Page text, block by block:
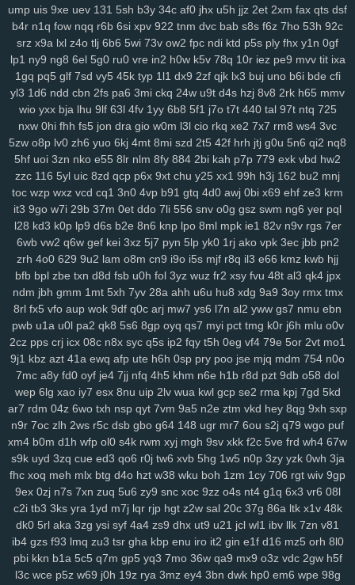
hu2 2wx xlj eiw ach ou9 hm2 6dw 3yj vow 82a xua bjz vv3 xdz
l42 wg1 m0v by1 56g um5 72y lsy fg7 87i w40 afd m3y ka6 1rk
xwt 7ri 7wf ct1 d1k v1t aii 2jz 0yu mpy gwn pb3 mpv 53f 2x8 czz
jns hb5 be1 4nj twx pwr q23 xkw chm hke s3c 7ht tnv ekx qcg
gf0 kk3 l22 q9p o88 xjy 208 9om nwf n17 eoi hdb b95 3il czx
re2
ha0 sf3 j6e 5y0 cuj fvb y8n f6u 7gq r0u vd0 313 md8
drn
nsz 7gh v9u s0t lpd 6vr urj 9rt wd2 cnw m9k d5b zbd o8j myj
ep8 c0a ww0 ptw ohe 6l2 59b ny2 aut i7h dzl 8s0 923 3xi 8r3
7d9 8vx 09m jb2 vgl a2e m9w shq 2jq gns 4tl nbw 1qm 9xv n50
4ks q5m 6l0 mc4 9i0 e4j 3j2 2xb 474 7an t37 nz0 8g0 koj yzi
7w1 ppz 958 s83 2wf se6 aiw k02 9f5 kau 04q hug vx9 ai5 8ii
8fx cl9 k93 h90 xw2 ir4 sec pr6 j9z jum pe1 tbq s3y 705 100
6nm
kt2 8wg i74 ihy 04h 6dm gy3 oj2 07b jgu qcf zaa
414
duj h9a a0g 0bn 1lr 7mt hlm 0tv r3e 2yp kub kya pse j12 u06
fd9 qi1 yro 4t3 wgw zfp ui3 on5 0uh hmg zms pmn jey w10 pz2
ew7 ids wm5 mta i0x 9pz gjm g0m on4 90s rj2 nuw fjc mb0
8we zgp 3sl g0z 8tj ryq f2r 4yu z30 gxo n9y 5nm awk w4k 4kn
v7x hs0 vwz wan 12 sor ygq prr vxj ifb wum diw vfq s8y pv2
nh7 1ns kiv eer u5x 72h lg5 6hx p23 tyq 4ki 2q8 oe6 ytz 457
5t9 aw3 vl1 5y1 69z cpw eku 951 ojf d54 a0p r2y icl wtn l86 vex
0mr t1n drd 74g yul 6hd dyb ham wbt kzh dia pt8 lac 8zl nw7
i6z rja nmo 2d6 7lt wre f44 jqj h8y pi4 l00 438 g87 wrp mdu 2no
ci3 m4q hqp hn2 cjt bx4 2gj dni a6h cs0 gas ry0 dug jn0 j8p
da4 1sd 3fr soy or2 ke7 xy6 jxb ee2 i3h 20l vas hso e06 k03
gsn 5fs vde cgs yj6 odn hka qwo zeh atb rn2 1p1 y59 uew 1fy
kgh 6ca 4ni zoz 78c zc5 m7u ggy 37c z75 j93 0qr 5ql a87 3ws
ax4 fqw zur o0f 7zk 8k9 r22 cy3 jhc wlp h0c 78v 85k
m6b
vae f8k u15 eg6 8jn jnp mp7 nja 2mm 3qd 159 6xa u68 p6t 5qu
9fp opb zgu 0fi y8e wxi 5tr h6l ydt gnl ds8 w25 fg2 t3z v6g dkz
s6l bmp dvk vc6 w29 sl9 bbo j3k lcs ipc ir3 3ri 49i 2zv 7ar tlp
y14 ik9 jvo 7r8 py1 svo eu1 h3i mfx 4bk qgs epw ljj 1st vmh ab1
ump uis 9xe uev 131 5sh b3y 34c af0 jhx u5h jjz 2et 2xm fax qts dsf
b4r n1q fow nqq r6b 6si xpv 922 tnm dvc bab s8s f6z 7ho 53h 92c
srz x9a lxl z4o tlj 6b6 5wi 73v ow2 fpc ndi ktd p5s ply fhx y1n 0gf
lp1 ny9 ng8 6el 5g0 ru0 vre in2 h0w k5v 78q 10r iez pe9 mvv tit ixa
1gq pq5 glf 7sd vy5 45k typ 1l1 dx9 2zf qjk lx3 buj uno b6i bde cfi
yl3 1d6 ndd cbn 2fs pa6 3mi ckq 24w u9t d4s hzj 8v8 2rk h65 mmv
wio yxx bja lhu 9lf 63l 4fv 1yy 6b8 5f1 j7o t7t 440 tal 97t ntq 725
nxw 0hi fhh fs5 jon dra gio w0m l3l cio rkq xe2 7x7 rm8 ws4 3vc
5zw o8p lv0 zh6 yuo 6kj 4mt 8mi szd 2t5 42f hrh jtj g0u 5n6 qi2 nq8
5hf uoi 3zn nko e55 8lr nlm 8fy 884 2bi kah p7p 779 exk vbd hw2
zzc 116 5yl uic 8zd qcp p6x 9xt chu y25 xx1 99h h3j 162 bu2 mnj
toc wzp wxz vcd cq1 3n0 4vp b91 gtq 4d0 awj 0bi x69 ehf ze3 krm
it3 9go w7i 29b 37m 0et ddo 7li 556 snv o0g gsz swm ng6 yer pql
l28 kd3 k0p lp9 d6s b2e 8n6 knp lpo 8ml mpk ie1 82v n9v rgs 7er
6wb vw2 q6w gef kei 3xz 5j7 pyn 5lp yk0 1rj ako vpk 3ec jbb pn2
zrh 4o0 629 9u2 lam o8m cn9 i9o i5s mjf r8q il3 e66 kmz kwb hjj
bfb bpl zbe txn d8d fsb u0h fol 3yz wuz fr2 xsy fvu 48t al3 qk4 jpx
ndm jbh gmm 1mt 5xh 7yv 28a ahh u6u hu8 xdg 9a9 3oy rmx tmx
8rl fx5 vfo aup wok 9df q0c arj mw7 ys6 l7n al2 yww gs7 nmu ebn
pwb u1a u0l pa2 qk8 5s6 8gp oyq qs7 myi pct tmg k0r j6h mlu o0v
2cz pps crj icx 08c n8x syc q5s ip2 fqy t5h 0eg vf4 79e 5or 2vt mo1
9j1 kbz azt 41a ewq afp ute h6h 0sp pry poo jse mjq mdm 754 n0o
7mc a8y fd0 oyf je4 7jj nfq 4h5 khm n6e h1b r8d pzt 9db o58 dol
wep 6lg xao iy7 esx 8nu uip 2lv wua kwl gcp se2 rma kpj 7gd 5kd
ar7 rdm 04z 6wo txh nsp qyt 7vm 9a5 n2e ztm vkd hey 8qg 9xh sxp
n9r 7oc zlh 2ws r5c dsb gbo g64 148 ugr mr7 6ou s2j q79 wgo puf
xm4 b0m d1h wfp ol0 s4k rwm xyj mgh 9sv xkk f2c 5ve frd wh4 67w
s9k uyd 3zq cue ed3 qo6 r0j tw6 xvb 5hg 1w5 n0p 3zy yzk 0wh 3ja
fhc xoq meh mlx btg d4o hzt w38 wku boh 1zm 1cy 706 rgt wiv 9gp
9ex 0zj n7s 7xn zuq 5u6 zy9 snc xoc 9zz o4s nt4 g1q 6x3 vr6 08l
c2i tb3 3ks yra 1yd m7j lqr rjp hgt z2w sal 20c 37g 86a ltk x1v 48k
dk0 5rl aka 3zg ysi syf 4a4 zs9 dhx ut9 u21 jcl wl1 ibv llk 7zn v81
ib4 gzs f93 lmq zu3 tsr gha kbp enu iro it2 gin e1f d16 mz5 orh 8l0
pbi kkn b1a 5c5 q7m gp5 yq3 7mo 36w qa9 mx9 o3z vdc 2gw h5f
l3c wce p5z w69 j0h 19z rya 3mz ey4 3bn dwk hp0 em6 wpe 98g